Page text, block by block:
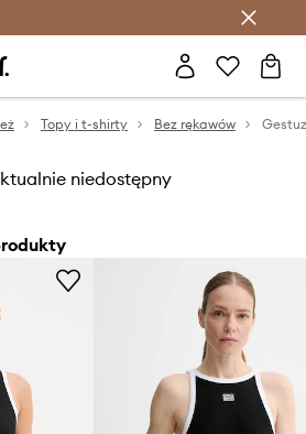
z Answear Club >
Topy i t-shirty Bez rękawów
niedostępny